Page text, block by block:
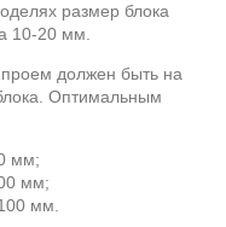
размер блока
10-20 мм.
проем должен быть на
Оптимальным
мм;
мм;
мм.